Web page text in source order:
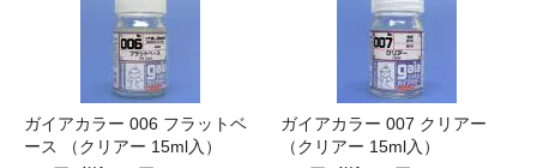
ガイアカラー 006 フラットベ
ース （クリアー 15ml入）
ガイアカラー 007 クリアー
（クリアー 15ml入）